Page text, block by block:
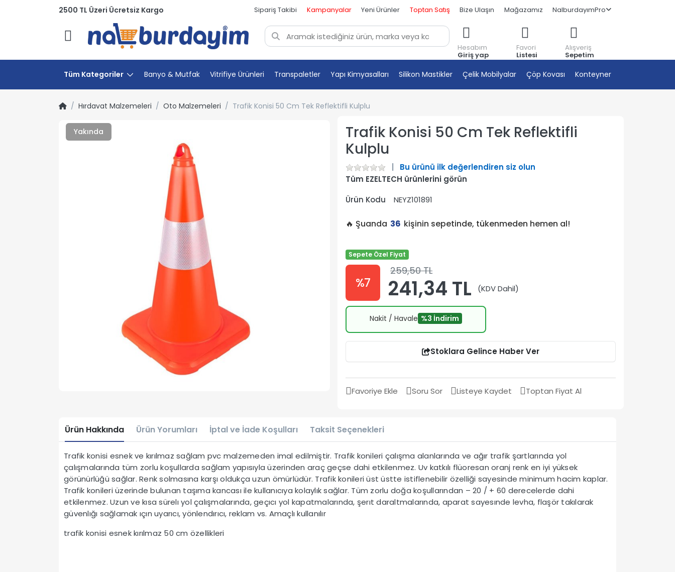
2500 TL Üzeri Ücretsiz Kargo Sipariş Takibi Kampanyalar Yeni Ürünler Toptan Satış Bize Ulaşın Mağazamız NalburdayımPro
Menü
Hesabım
Giriş yap
Favori
Listesi
Alışveriş
Sepetim
Tüm Kategoriler Banyo & Mutfak Vitrifiye Ürünleri Transpaletler Yapı Kimyasalları Silikon Mastikler Çelik Mobilyalar Çöp Kovası Konteyner
Hırdavat Malzemeleri Oto Malzemeleri Trafik Konisi 50 Cm Tek Reflektifli Kulplu
Yakında
Trafik Konisi 50 Cm Tek Reflektifli
Kulplu
Bu ürünü ilk değerlendiren siz olun
Tüm EZELTECH ürünlerini görün
Ürün Kodu
NEYZ101891
🔥 Şuanda 36 kişinin sepetinde, tükenmeden hemen al!
Sepete Özel Fiyat
%7
259,50 TL
241,34 TL (KDV Dahil)
Nakit / Havale %3 İndirim
Stoklara Gelince Haber Ver
Favoriye Ekle Soru Sor Listeye Kaydet Toptan Fiyat Al
Ürün Hakkında Ürün Yorumları İptal ve İade Koşulları Taksit Seçenekleri
Trafik konisi esnek ve kırılmaz sağlam pvc malzemeden imal edilmiştir. Trafik konileri çalışma alanlarında ve ağır trafik şartlarında yol
çalışmalarında tüm zorlu koşullarda sağlam yapısıyla üzerinden araç geçse dahi etkilenmez. Uv katkılı flüoresan oranj renk en iyi yüksek
görünürlüğü sağlar. Renk solmasına karşı oldukça uzun ömürlüdür. Trafik konileri üst üstte istiflenebilir özelliği sayesinde minimum hacim kaplar.
Trafik konileri üzerinde bulunan taşıma kancası ile kullanıcıya kolaylık sağlar. Tüm zorlu doğa koşullarından – 20 / + 60 derecelerde dahi
etkilenmez. Uzun ve kısa sürelı yol çalışmalarında, geçıcı yol kapatmalarında, şerıt daraltmalarında, aparat sayesınde levha, flaşör takılarak
güvenlığı sağlamak ıçın uyarıcı, yönlendırıcı, reklam vs. Amaçlı kullanılır
trafik konisi esnek kırılmaz 50 cm özellikleri